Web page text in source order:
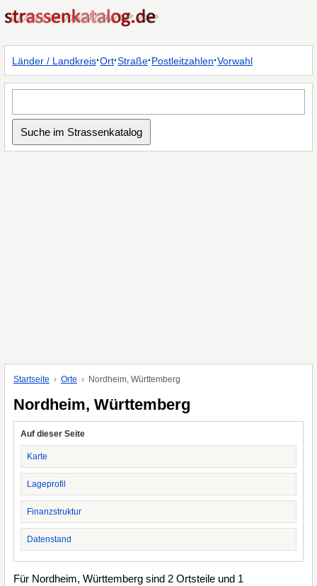
Länder / Landkreis·Ort·Straße·Postleitzahlen·Vorwahl
Startseite Orte Nordheim, Württemberg
Nordheim, Württemberg
Auf dieser Seite
Karte
Lageprofil
Finanzstruktur
Datenstand
Für Nordheim, Württemberg sind 2 Ortsteile und 1